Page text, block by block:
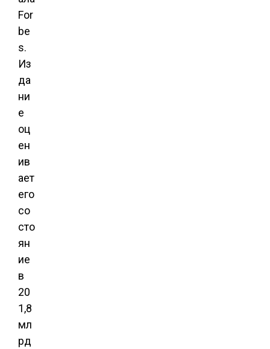
For
be
s.
Из
да
ни
е
оц
ен
ив
ает
его
со
сто
ян
ие
в
20
1,8
мл
рд